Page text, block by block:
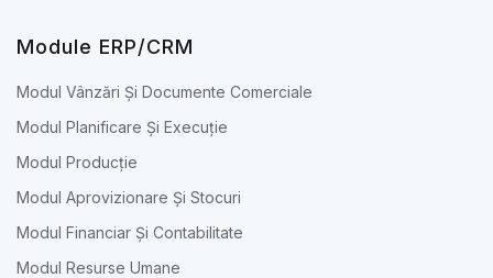
Module ERP/CRM
Modul Vânzări Și Documente Comerciale
Modul Planificare Și Execuție
Modul Producție
Modul Aprovizionare Și Stocuri
Modul Financiar Și Contabilitate
Modul Resurse Umane